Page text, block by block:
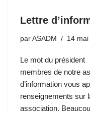
Lettre
par ASADM 14 mai
Le mot du
membres de
d’information vous
renseignements sur
association.